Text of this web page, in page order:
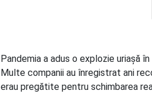
Pandemia a adus o explozie uriașă
Multe companii au înregistrat ani
erau pregătite pentru schimbarea